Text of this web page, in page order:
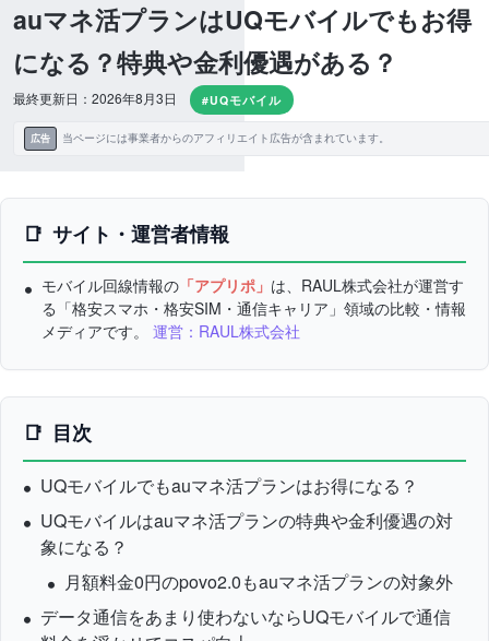
auマネ活プランはUQモバイルでもお得
になる？特典や金利優遇がある？
最終更新日：2026年8月3日 #UQモバイル
広告 当ページには事業者からのアフィリエイト広告が含まれています。
サイト・運営者情報
モバイル回線情報の 「アプリポ」 は、RAUL株式会社が運営す
る「格安スマホ・格安SIM・通信キャリア」領域の比較・情報
メディアです。 運営：RAUL株式会社
目次
UQモバイルでもauマネ活プランはお得になる？
UQモバイルはauマネ活プランの特典や金利優遇の対
象になる？
月額料金0円のpovo2.0もauマネ活プランの対象外
データ通信をあまり使わないならUQモバイルで通信